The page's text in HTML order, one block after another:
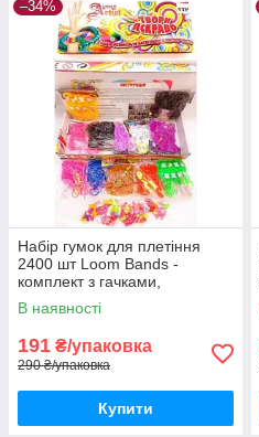
–34%
Набір гумок для плетіння
2400 шт Loom Bands -
комплект з гачками,
рогатками і намистинами
В наявності
191 ₴/упаковка
290 ₴/упаковка
Купити